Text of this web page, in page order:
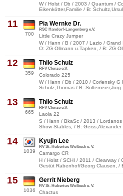
W / Holst / Db / 2003 / Quantum /
Eikenkötter,Familie / B:
11
700
Pia Wernke Dr.
RSC Handorf-Langenberg e.V.
Little Crazy Jumper
W / Hann / B / 2007 / Lazio /
O: ZG Ollmann u.Tapken, / B: ZG
12
359
Thilo Schulz
RFV Clenze e.V.
Colorado 225
W / Hann / Db / 2010 / Corlensky G
Schulz,Thomas / B: Sültemeier,Jörg
13
665
Thilo Schulz
RFV Clenze e.V.
Laola 22
S / Hann / BkaSc / 2013 /
Show Stables, / B: Geiss,Alexander
14
1039
Kyujin Lee
RV St. Hubertus Wolbeck e. V.
Camargo CR
H / Holst / SCHI / 2011 / Clearway /
Gestüt Rabenhof/Georg Clausen, /
15
1036
Gerrit Nieberg
RV St. Hubertus Wolbeck e. V.
Chactus